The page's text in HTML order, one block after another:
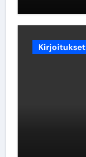
Kirjoitukset